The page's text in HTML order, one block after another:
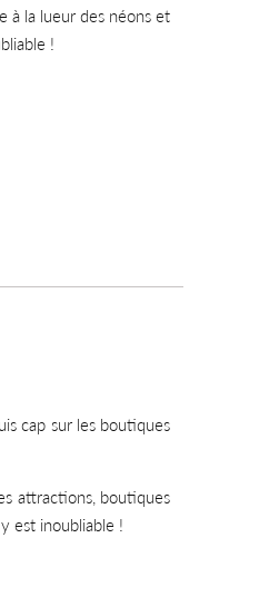
à la lueur des néons et
!
cap sur les boutiques
attractions, boutiques
est inoubliable !